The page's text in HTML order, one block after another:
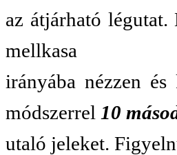
az átjárható
mellkasa
irányába nézzen
módszerrel 10
utaló jeleket.